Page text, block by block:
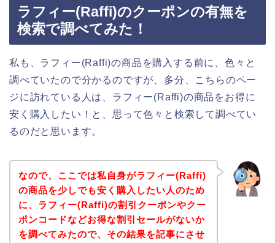
ラフィー(Raffi)のクーポンの有無を
検索で調べてみた！
私も、ラフィー(Raffi)の商品を購入する前に、色々と
調べていたので分かるのですが、多分、こちらのペー
ジに訪れている人は、ラフィー(Raffi)の商品をお得に
安く購入したい！と、思って色々と検索して調べてい
るのだと思います。
なので、ここでは私自身がラフィー(Raffi)
の商品を少しでも安く購入したい人のため
に、ラフィー(Raffi)の割引クーポンやクー
ポンコードなどお得な割引セールがないか
を調べてみたので、その結果を記事にさせ